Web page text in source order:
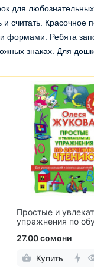
для
считать.
формами. Ребята
знаках. Для
Простые и
упражнения по
27.00 сомони
Купить